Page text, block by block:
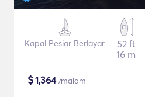
Kapal Pesiar Berlayar
52 ft
16 m
$1,364/malam